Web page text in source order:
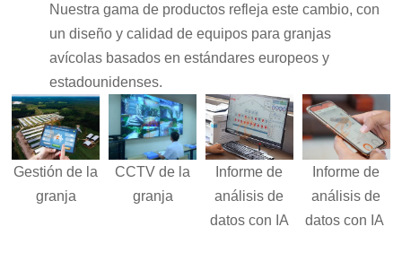
Nuestra gama de productos refleja este cambio, con
un diseño y calidad de equipos para granjas
avícolas basados en estándares europeos y
estadounidenses.
Gestión de la
granja
CCTV de la
granja
Informe de
análisis de
datos con IA
Informe de
análisis de
datos con IA